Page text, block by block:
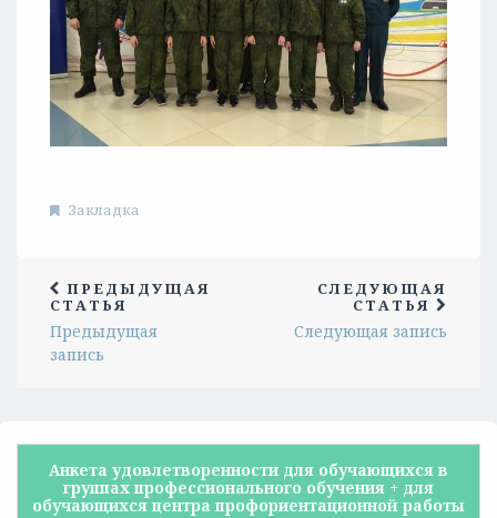
Закладка
ПРЕДЫДУЩАЯ
СТАТЬЯ
Предыдущая
запись
СЛЕДУЮЩАЯ
СТАТЬЯ
Следующая запись
Анкета удовлетворенности для обучающихся в
группах профессионального обучения + для
обучающихся центра профориентационной работы